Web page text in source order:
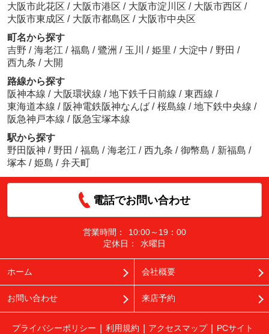
大阪市此花区 / 大阪市港区 / 大阪市淀川区 / 大阪市西区 /
大阪市東成区 / 大阪市都島区 / 大阪市中央区
町名から探す
吉野 / 海老江 / 福島 / 鷺洲 / 玉川 / 姫里 / 大淀中 / 野田 /
西九条 / 大開
路線から探す
阪神本線 / 大阪環状線 / 地下鉄千日前線 / 東西線 /
東海道本線 / 阪神電鉄阪神なんば / 桜島線 / 地下鉄中央線 /
阪急神戸本線 / 阪急宝塚本線
駅から探す
野田阪神 / 野田 / 福島 / 海老江 / 西九条 / 御幣島 / 新福島 /
塚本 / 姫島 / 弁天町
電話でお問い合わせ
営業時間：
10:00～19：00
定休日：
水曜日
ホーム 会社概要
お問い合わせ 来店予約
プライバシーポリシー 利用規約 アクセスマップ PCサイト